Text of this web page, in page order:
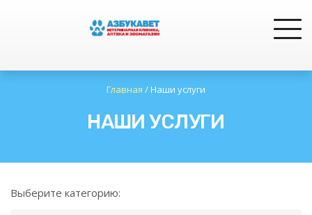
Главная /Наши услуги
НАШИ УСЛУГИ
Выберите категорию: